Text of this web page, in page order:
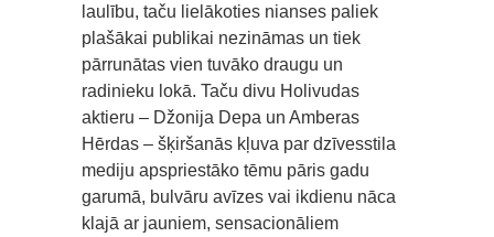
laulību, taču lielākoties nianses paliek
plašākai publikai nezināmas un tiek
pārrunātas vien tuvāko draugu un
radinieku lokā. Taču divu Holivudas
aktieru – Džonija Depa un Amberas
Hērdas – šķiršanās kļuva par dzīvesstila
mediju apspriestāko tēmu pāris gadu
garumā, bulvāru avīzes vai ikdienu nāca
klajā ar jauniem, sensacionāliem